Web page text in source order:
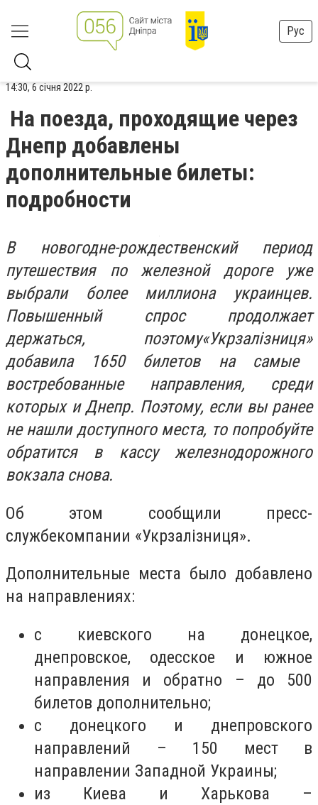
Рус
14:30, 6 січня 2022 р.
На поезда, проходящие через
Днепр добавлены
дополнительные билеты:
подробности
Вновогодне-рождественский период
путешествия по железной дороге
уже
выбрали более миллиона украинцев.
Повышенный спрос продолжает
держаться, поэтому«Укрзалізниця»
добавила 1650 билетов насамые
востребованныенаправления, среди
которых и Днепр. Поэтому, если вы ранее
не нашли доступного места, то попробуйте
обратится в кассу железнодорожного
вокзала снова.
Об этом сообщили пресс-
службекомпании «Укрзалізниця».
Дополнительные места было добавлено
на направлениях:
с киевского на донецкое,
днепровское, одесское и южное
направления и обратно – до 500
билетов дополнительно;
с донецкого и днепровского
направлений – 150 мест в
направлении Западной Украины;
из Киева и Харькова –